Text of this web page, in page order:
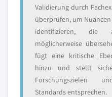
Validierung durch
überprüfen, um
identifizieren, die
möglicherweise
fügt eine kritische
hinzu und stellt
Forschungszielen
Standards entsprechen.